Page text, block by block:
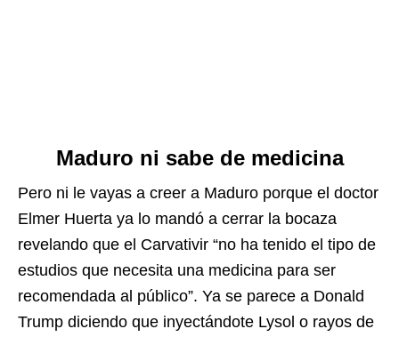
Maduro ni sabe de medicina
Pero ni le vayas a creer a Maduro porque el doctor
Elmer Huerta ya lo mandó a cerrar la bocaza
revelando que el Carvativir “no ha tenido el tipo de
estudios que necesita una medicina para ser
recomendada al público”. Ya se parece a Donald
Trump diciendo que inyectándote Lysol o rayos de